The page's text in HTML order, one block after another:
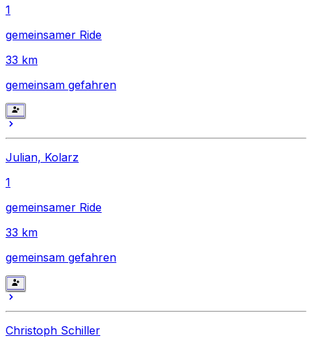
1
gemeinsamer Ride
33 km
gemeinsam gefahren
Julian, Kolarz
1
gemeinsamer Ride
33 km
gemeinsam gefahren
Christoph Schiller